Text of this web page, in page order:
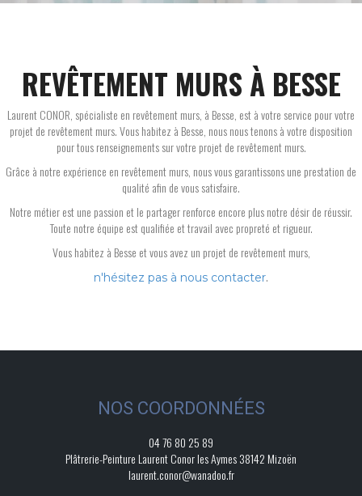
REVÊTEMENT MURS À BESSE
Laurent CONOR, spécialiste en revêtement murs, à Besse, est à votre service pour votre
projet de revêtement murs. Vous habitez à Besse, nous nous tenons à votre disposition
pour tous renseignements sur votre projet de revêtement murs.
Grâce à notre expérience en revêtement murs, nous vous garantissons une prestation de
qualité afin de vous satisfaire.
Notre métier est une passion et le partager renforce encore plus notre désir de réussir.
Toute notre équipe est qualifiée et travail avec propreté et rigueur.
Vous habitez à Besse et vous avez un projet de revêtement murs,
n'hésitez pas à nous contacter.
NOS COORDONNÉES
04 76 80 25 89
Plâtrerie-Peinture Laurent Conor les Aymes 38142 Mizoën
laurent.conor@wanadoo.fr